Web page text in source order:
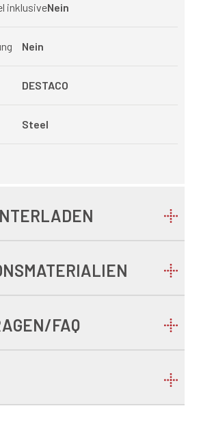
inklusiveNein
Nein
DESTACO
Steel
FAQ